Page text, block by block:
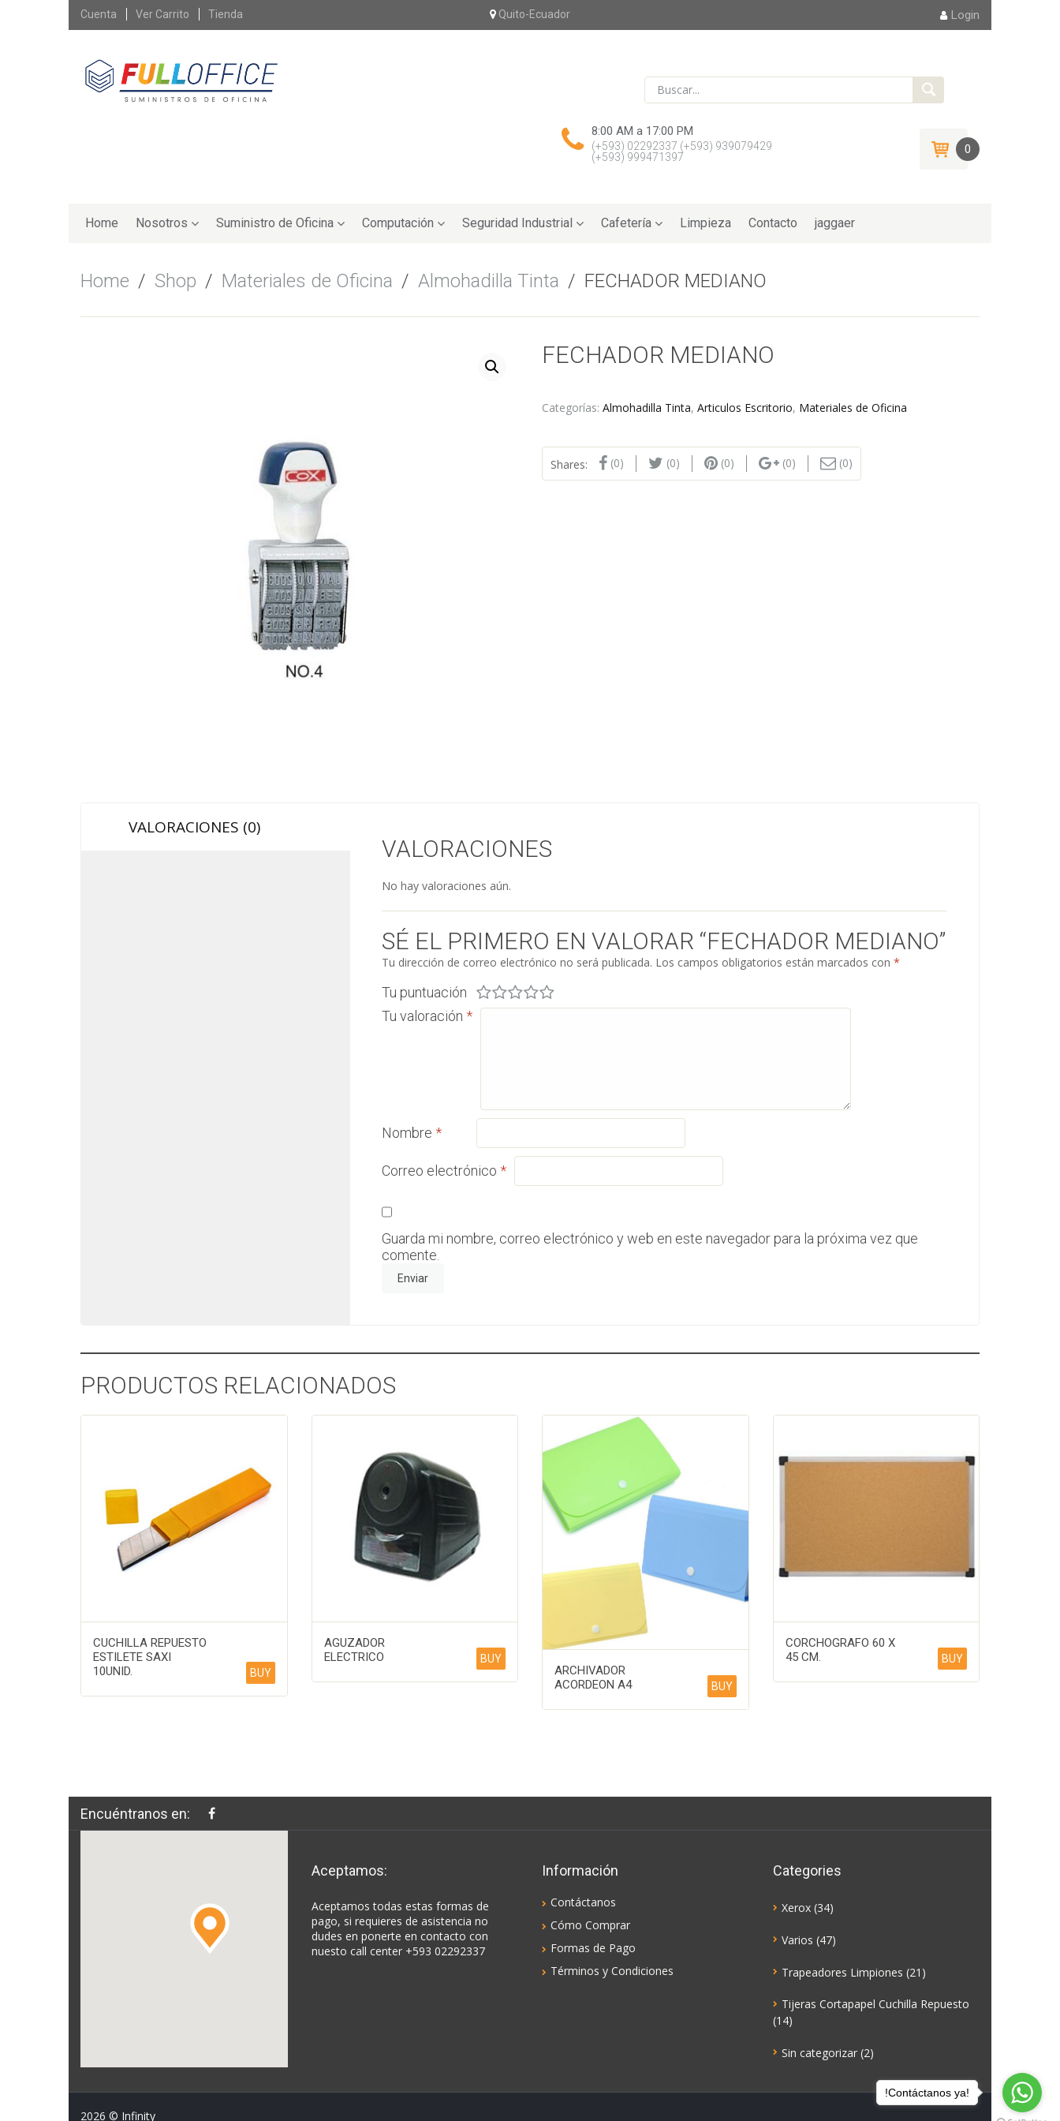
Skip
Cuenta Ver Carrito Tienda Quito-Ecuador Login
8:00 AM a 17:00 PM
(+593) 02292337 (+593) 939079429
(+593) 999471397
0
to
Home Nosotros Suministro de Oficina Computación Seguridad Industrial Cafetería Limpieza Contacto jaggaer
Home / Shop / Materiales de Oficina / Almohadilla Tinta / FECHADOR MEDIANO
FECHADOR MEDIANO
Categorías: Almohadilla Tinta, Articulos Escritorio, Materiales de Oficina
Shares: (0) (0) (0) (0) (0)
VALORACIONES (0)
VALORACIONES
No hay valoraciones aún.
SÉ EL PRIMERO EN VALORAR “FECHADOR MEDIANO”
Tu dirección de correo electrónico no será publicada. Los campos obligatorios están marcados con*
Tu puntuación
Tu valoración*
Nombre*
Correo electrónico*
Guarda mi nombre, correo electrónico y web en este navegador para la próxima vez que
comente.
PRODUCTOS RELACIONADOS
CUCHILLA REPUESTO
ESTILETE SAXI
10UNID.
BUY
AGUZADOR
ELECTRICO
BUY
ARCHIVADOR
ACORDEON A4
BUY
CORCHOGRAFO 60 X
45 CM.
BUY
Encuéntranos en:
Aceptamos:
Aceptamos todas estas formas de
pago, si requieres de asistencia no
dudes en ponerte en contacto con
nuesto call center +593 02292337
Información
Contáctanos
Cómo Comprar
Formas de Pago
Términos y Condiciones
Categories
Xerox (34)
Varios (47)
Trapeadores Limpiones (21)
Tijeras Cortapapel Cuchilla Repuesto
(14)
Sin categorizar (2)
2026 © Infinity
!Contáctanos ya!